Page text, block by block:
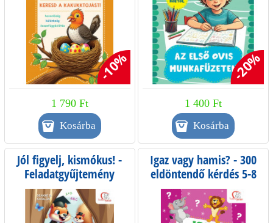
-10%
1 790 Ft
-20%
1 400 Ft
Jól figyelj, kismókus! -
Feladatgyűjtemény
ovisoknak
Igaz vagy hamis? - 300
eldöntendő kérdés 5-8
éveseknek